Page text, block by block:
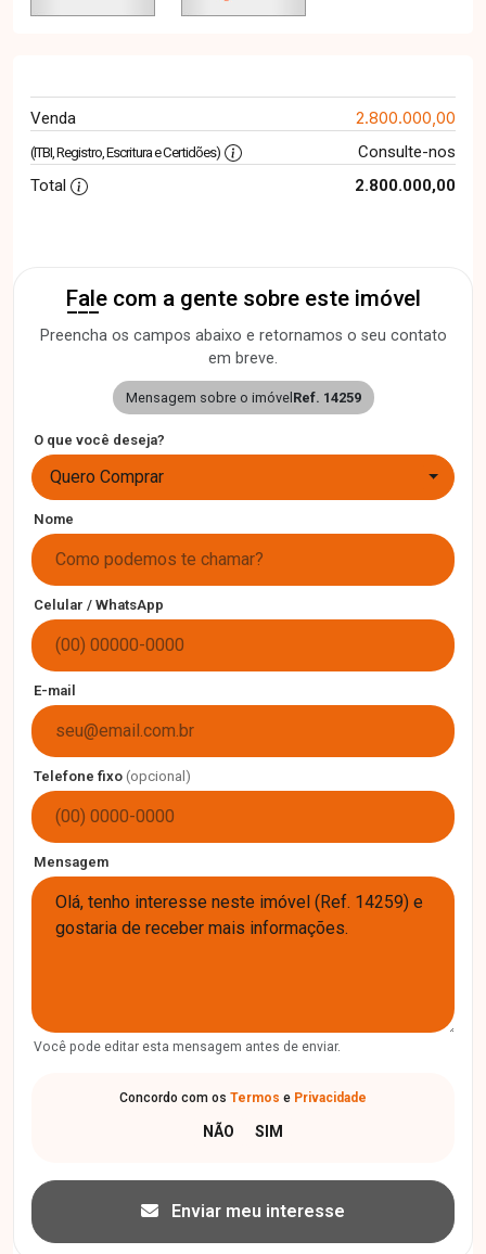
Venda 2.800.000,00
(ITBI, Registro, Escritura e Certidões)
Consulte-nos
Total
2.800.000,00
Fale com a gente sobre este imóvel
Preencha os campos abaixo e retornamos o seu contato
em breve.
Mensagem sobre o imóvel Ref. 14259
O que você deseja?
Quero Comprar
Nome
Celular / WhatsApp
E-mail
Telefone fixo (opcional)
Mensagem
Você pode editar esta mensagem antes de enviar.
Concordo com os Termos e Privacidade
Enviar meu interesse